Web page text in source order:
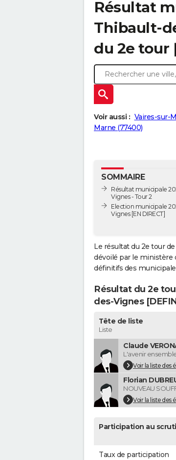
Résultat
Thibault-
du 2e tour
Voir aussi : Vaires-sur-
Marne (77400)
SOMMAIRE
Résultat municipale
Vignes - Tour 2
Election municipale
Vignes [EN DIRECT]
Le résultat du 2e tour
dévoilé par le ministère
définitifs des
Résultat du 2e
des-Vignes
Tête de liste
Liste
Claude
L'avenir
Voir la liste des
Florian
NOUVEAU
Voir la liste des
Participation au
Taux de participation